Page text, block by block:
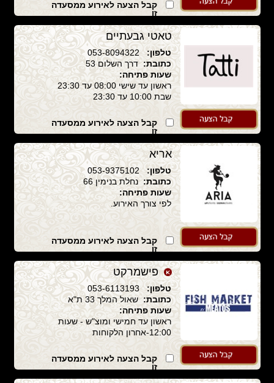
קבל הצעה לאירוע ממסעדה
זו
טאטי גבעתיים
טלפון:053-8094322
כתובת: דרך השלום 53
שעות פתיחה:
ראשון עד שישי 08:00 עד 23:30
שבת 10:00 עד 23:30
קבל הצעה לאירוע ממסעדה
זו
אריא
טלפון:053-9375102
כתובת: נחלת בנימין 66
שעות פתיחה:
לפי צורך האירוע.
קבל הצעה לאירוע ממסעדה
זו
פישמרקט
טלפון:053-6113193
כתובת: שאול המלך 33 ת"א
שעות פתיחה:
ראשון עד חמישי ומוצ"ש - שעות
12:00-אחרון הלקוחות
קבל הצעה לאירוע ממסעדה
זו